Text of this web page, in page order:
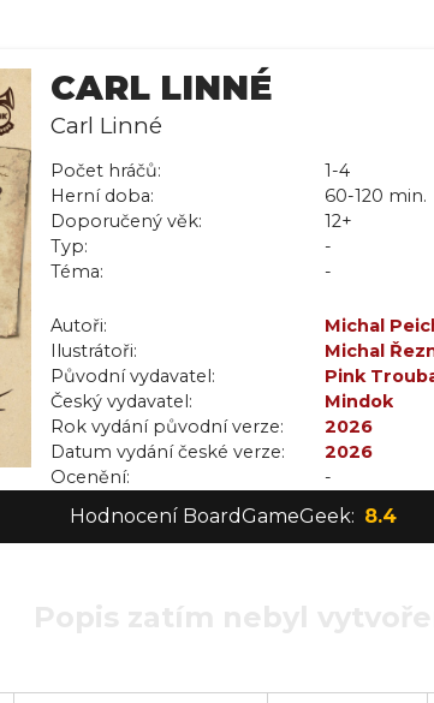
CARL LINNÉ
Carl Linné
Počet hráčů:
1-4
Herní doba:
60-120 min.
Doporučený věk:
12+
Typ:
-
Téma:
-
Autoři:
Michal
Ilustrátoři:
Michal
Původní vydavatel:
Pink
Český vydavatel:
Mindok
Rok vydání původní verze:
2026
Datum vydání české verze:
2026
Ocenění:
-
Hodnocení BoardGameGeek: 8.4